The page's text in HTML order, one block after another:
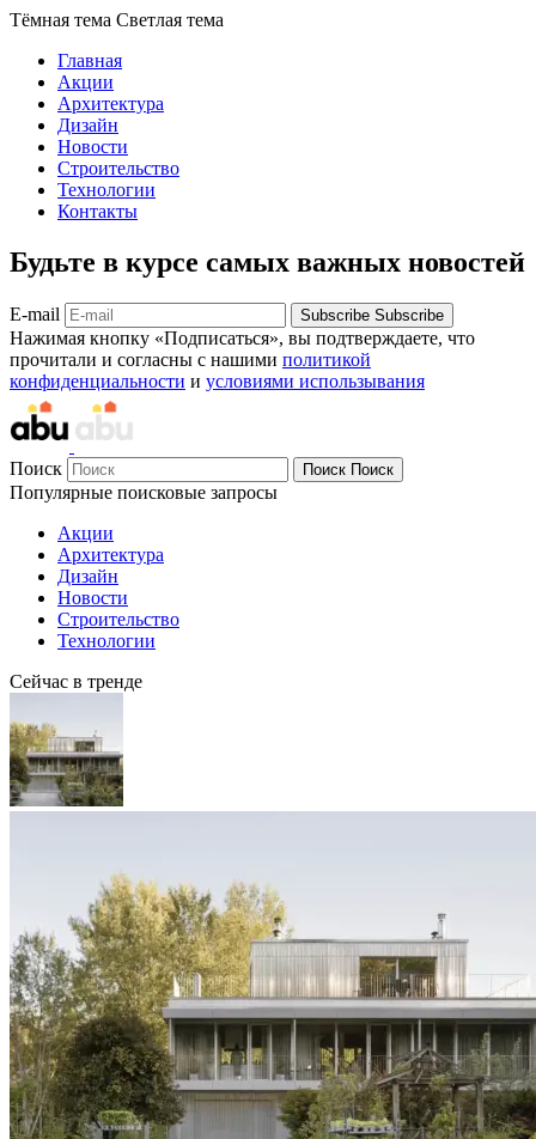
Тёмная тема Светлая тема
Главная
Акции
Архитектура
Дизайн
Новости
Строительство
Технологии
Контакты
Будьте в курсе самых важных новостей
E-mail Subscribe Subscribe
Нажимая кнопку «Подписаться», вы подтверждаете, что
прочитали и согласны с нашими политикой
конфиденциальности и условиями использывания
Поиск Поиск Поиск
Популярные поисковые запросы
Акции
Архитектура
Дизайн
Новости
Строительство
Технологии
Сейчас в тренде